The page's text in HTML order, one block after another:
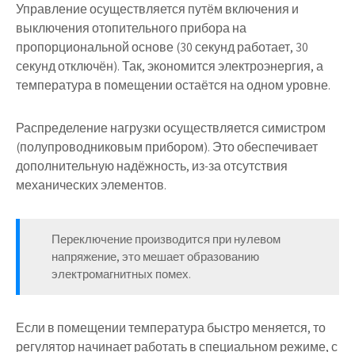
Управление осуществляется путём включения и
выключения отопительного прибора на
пропорциональной основе (30 секунд работает, 30
секунд отключён). Так, экономится электроэнергия, а
температура в помещении остаётся на одном уровне.
Распределение нагрузки осуществляется симистром
(полупроводниковым прибором). Это обеспечивает
дополнительную надёжность, из-за отсутствия
механических элементов.
Переключение производится при нулевом
напряжение, это мешает образованию
электромагнитных помех.
Если в помещении температура быстро меняется, то
регулятор начинает работать в специальном режиме, с